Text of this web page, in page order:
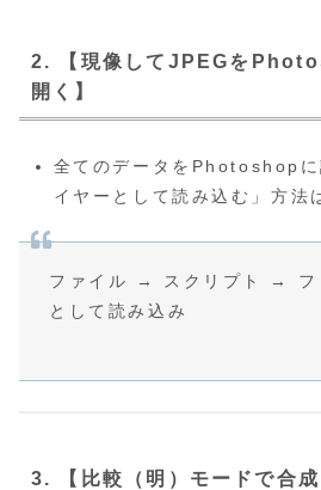
2. 【現像してJPEGを
開く】
全てのデータをPhotoshopに
イヤーとして読み込む」方法
ファイル → スクリプト → フ
として読み込み
3. 【比較（明）モードで合成